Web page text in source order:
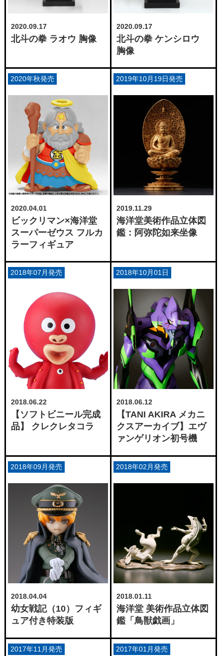
2020.09.17
北斗の拳 ラオウ 胸像
2020.09.17
北斗の拳 ケンシロウ
胸像
2020.04.01
ビックリマン×海洋堂
スーパーゼウス フルカ
ラーフィギュア
2020年秋発売
2019.11.29
海洋堂美術作品立体図
鑑：阿弥陀如来坐像
2019年10月19日発売
2018.06.22
【ソフトビニール完成
品】 クレクレタコラ
2018年07月発売
2018.06.12
【TANI AKIRA メカニ
クスアーカイブ】エヴ
ァンゲリオン初号機
2018年10月01日
2018.04.04
幼女戦記（10）フィギ
ュア付き特装版
2018年09月発売
2018.01.11
海洋堂 美術作品立体図
鑑「鳥獣戯画」
2018年02月発売
2017年11月発売 2017年01月発売